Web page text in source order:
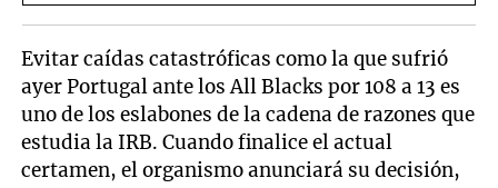
Evitar caídas catastróficas como la que sufrió
ayer Portugal ante los All Blacks por 108 a 13 es
uno de los eslabones de la cadena de razones que
estudia la IRB. Cuando finalice el actual
certamen, el organismo anunciará su decisión,